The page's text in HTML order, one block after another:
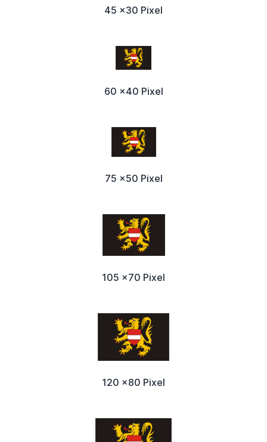
45 x30 Pixel
60 x40 Pixel
75 x50 Pixel
105 x70 Pixel
120 x80 Pixel